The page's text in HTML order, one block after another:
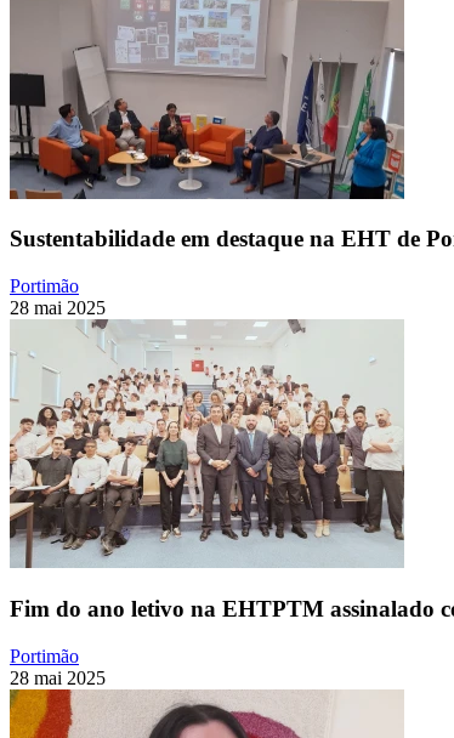
Sustentabilidade em destaque na EHT de
Portimão
28 mai 2025
Fim do ano letivo na EHTPTM assinalado
Portimão
28 mai 2025